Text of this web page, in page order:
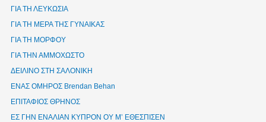
ΓΙΑ ΤΗ ΛΕΥΚΩΣΙΑ
ΓΙΑ ΤΗ ΜΕΡΑ ΤΗΣ ΓΥΝΑΙΚΑΣ
ΓΙΑ ΤΗ ΜΟΡΦΟΥ
ΓΙΑ ΤΗΝ ΑΜΜΟΧΩΣΤΟ
ΔΕΙΛΙΝΟ ΣΤΗ ΣΑΛΟΝΙΚΗ
ΕΝΑΣ ΟΜΗΡΟΣ Brendan Behan
ΕΠΙΤΑΦΙΟΣ ΘΡΗΝΟΣ
ΕΣ ΓΗΝ ΕΝΑΛΙΑΝ ΚΥΠΡΟΝ ΟΥ Μ’ ΕΘΕΣΠΙΣΕΝ